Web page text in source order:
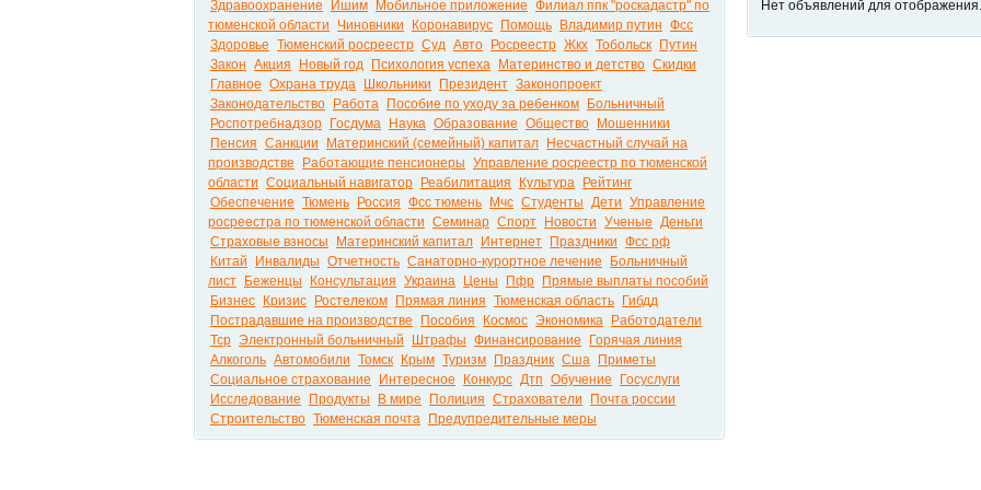
Здравоохранение Ишим Мобильное приложение Филиал ппк "роскадастр" по
тюменской области
Чиновники Коронавирус Помощь Владимир путин Фсс
Здоровье Тюменский росреестр Суд Авто Росреестр Жкх Тобольск
Путин
Закон Акция Новый год Психология успеха Материнство и детство Скидки
Главное Охрана труда Школьники Президент Законопроект
Законодательство
Работа Пособие по уходу за ребенком
Больничный
Роспотребнадзор
Госдума Наука Образование Общество
Мошенники
Пенсия Санкции Материнский (семейный) капитал
Несчастный случай на
производстве
Работающие пенсионеры Управление росреестр по тюменской
области Социальный навигатор Реабилитация Культура
Рейтинг
Обеспечение Тюмень Россия Фсс тюмень Мчс Студенты Дети Управление
росреестра по тюменской области Семинар Спорт Новости Ученые Деньги
Страховые взносы
Материнский капитал Интернет Праздники Фсс рф
Китай
Инвалиды Отчетность Санаторно-курортное лечение
Больничный
лист
Беженцы Консультация Украина Цены Пфр
Прямые выплаты пособий
Бизнес
Кризис Ростелеком Прямая линия Тюменская область
Гибдд
Пострадавшие на производстве
Пособия Космос Экономика
Работодатели
Тср Электронный больничный Штрафы Финансирование
Горячая линия
Алкоголь Автомобили Томск Крым Туризм Праздник Сша
Приметы
Социальное страхование
Интересное Конкурс Дтп Обучение
Госуслуги
Исследование
Продукты В мире Полиция Страхователи
Почта россии
Строительство Тюменская почта Предупредительные меры
Нет объявлений для отображения.